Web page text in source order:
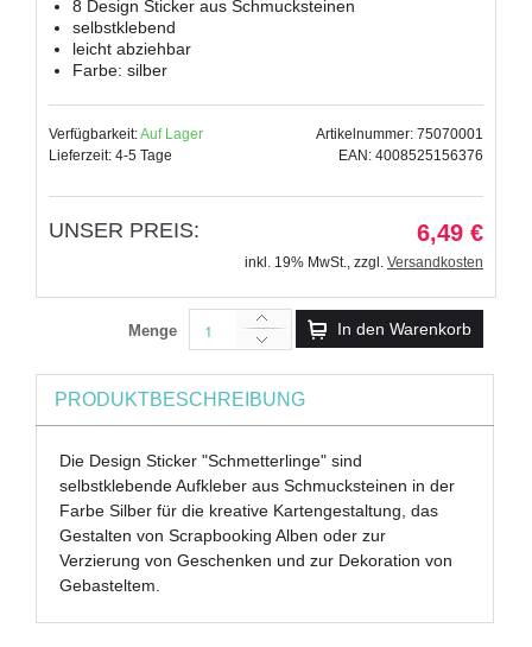
8 Design Sticker aus Schmucksteinen
selbstklebend
leicht abziehbar
Farbe: silber
Verfügbarkeit:Auf Lager
Lieferzeit: 4-5 Tage
Artikelnummer: 75070001
EAN: 4008525156376
UNSER PREIS: 6,49 €
inkl. 19% MwSt., zzgl. Versandkosten
Menge In den Warenkorb
PRODUKTBESCHREIBUNG
Die Design Sticker "Schmetterlinge" sind
selbstklebende Aufkleber aus Schmucksteinen in der
Farbe Silber für die kreative Kartengestaltung, das
Gestalten von Scrapbooking Alben oder zur
Verzierung von Geschenken und zur Dekoration von
Gebasteltem.